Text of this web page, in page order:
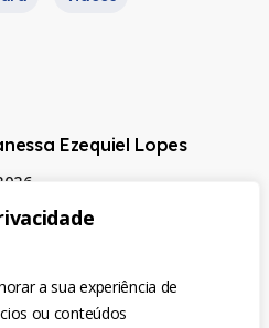
a sua experiência de
ou conteúdos
Ezequiel Lopes